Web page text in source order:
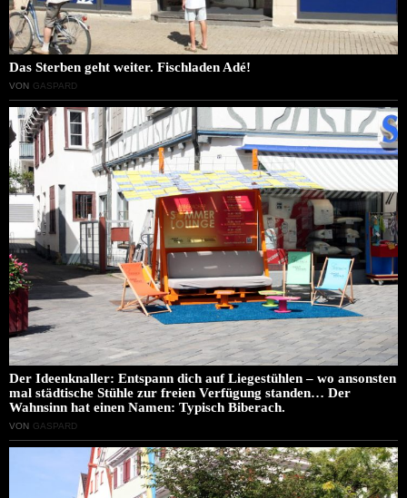
Das Sterben geht weiter. Fischladen Adé!
VON GASPARD
Der Ideenknaller: Entspann dich auf Liegestühlen – wo ansonsten
mal städtische Stühle zur freien Verfügung standen… Der
Wahnsinn hat einen Namen: Typisch Biberach.
VON GASPARD